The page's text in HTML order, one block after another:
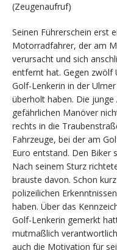
(Zeugenaufruf)
Seinen Führerschein erst
Motorradfahrer, der am
verursacht und sich
entfernt hat. Gegen zwölf
Golf-Lenkerin in der
überholt haben. Die
gefährlichen Manöver
rechts in die
Fahrzeuge, bei der am
Euro entstand. Den Biker
Nach seinem Sturz
brauste davon. Schon
polizeilichen
haben. Über das
Golf-Lenkerin gemerkt
mutmaßlich
auch die Motivation für